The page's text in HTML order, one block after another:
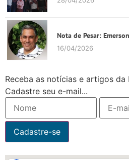
Nota de Pesar:
16/04/2026
Receba as notícias e artigos da
Cadastre seu e-mail...